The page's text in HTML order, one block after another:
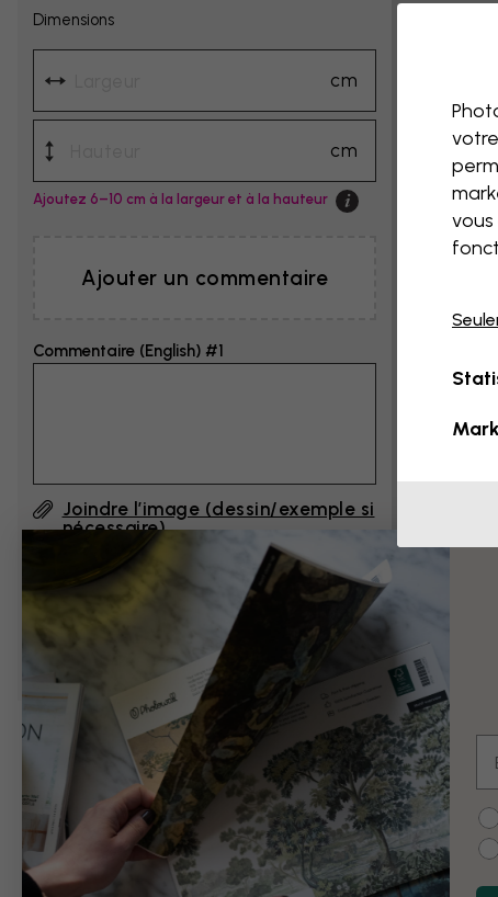
Dimensions
cm
cm
Ajoutez 6–10 cm à la largeur et à la hauteur
Ajouter un commentaire
Commentaire (English) #1
Joindre l’image (dessin/exemple si
nécessaire)
En cliquant sur ”Envoyer”, j'accepte les
Conditions d'utilisation de Photowall
confirme les avoir lues.
Exemples de
Noir et blanc